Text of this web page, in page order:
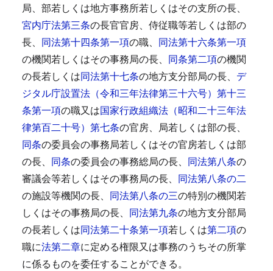
局、部若しくは地方事務所若しくはその支所の長、
宮内庁法第三条の長官官房、侍従職等若しくは部の
長、 同法第十四条第一項の職、 同法第十六条第一項
の機関若しくはその事務局の長、 同条第二項の機関
の長若しくは同法第十七条の地方支分部局の長、 デ
ジタル庁設置法（令和三年法律第三十六号）第十三
条第一項の職又は国家行政組織法（昭和二十三年法
律第百二十号）第七条の官房、局若しくは部の長、
同条の委員会の事務局若しくはその官房若しくは部
の長、 同条の委員会の事務総局の長、 同法第八条の
審議会等若しくはその事務局の長、 同法第八条の二
の施設等機関の長、 同法第八条の三の特別の機関若
しくはその事務局の長、 同法第九条の地方支分部局
の長若しくは同法第二十条第一項若しくは第二項の
職に法第二章に定める権限又は事務のうちその所掌
に係るものを委任することができる。